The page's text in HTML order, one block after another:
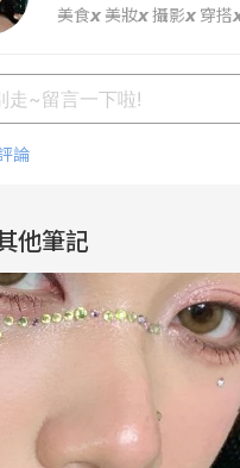
美食𝙭 美妝𝙭 攝影𝙭 穿
論
他筆記